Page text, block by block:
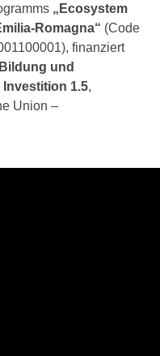
„Ecosystem
Romagna“ (Code
finanziert
und
1.5,
Union –